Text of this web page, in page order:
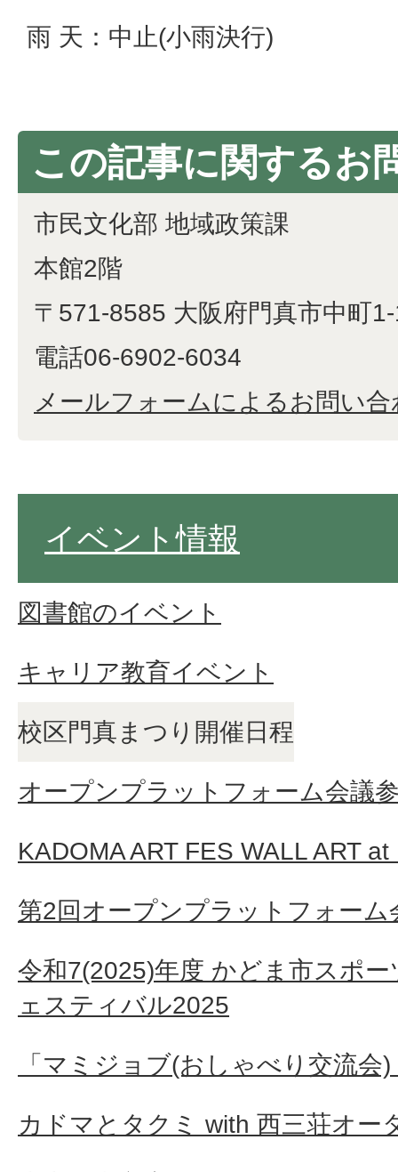
雨 天：中止(小雨決行)
この記事に関するお
市民文化部 地域政策課
本館2階
〒571-8585 大阪府門真市中町
電話06-6902-6034
メールフォームによるお問い合
イベント情報
図書館のイベント
キャリア教育イベント
校区門真まつり開催日程
オープンプラットフォーム会議
KADOMA ART FES WALL ART
第2回オープンプラットフォーム
令和7(2025)年度 かどま市スポ
ェスティバル2025
「マミジョブ(おしゃべり交流会
カドマとタクミ with 西三荘オー